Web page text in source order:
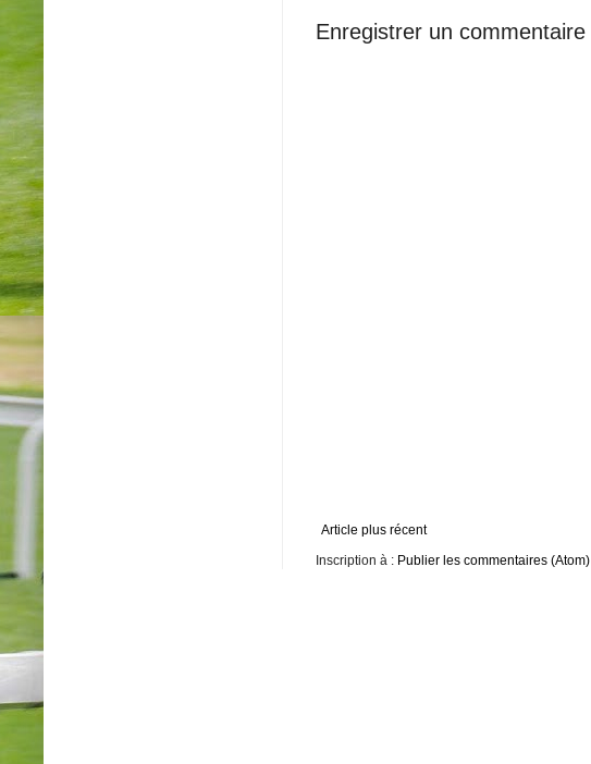
Enregistrer un commentaire
Article plus récent
Inscription à : Publier les commentaires (Atom)